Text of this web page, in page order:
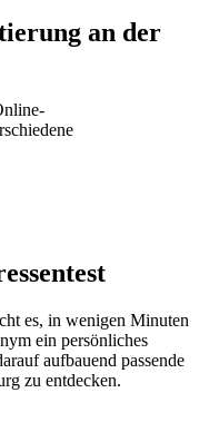
an der
es, in wenigen Minuten
ein persönliches
aufbauend passende
zu entdecken.